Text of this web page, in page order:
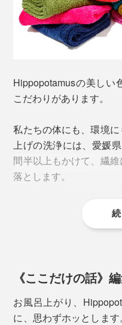
写真 上 フェイスタオル（オレ
ジ）
オーガニック繊維の世
らかさのある再生竹繊維
ッフワの柔らかさに織り
写真中央右から時計回りに、ホワ
ブリティッシュショートヘア、ロ
ド、カシス
名画や自然のインスピ
フランスの画家、ルノ
『田舎のダンス』の白
Hippopotamusの美しい
こだわりがあります。
私たちの体にも、環境
上げの洗浄には、愛媛
間半以上もかけて、繊
落とします。
《ここだけの話》
お風呂上がり、
に、思わずホッとします。